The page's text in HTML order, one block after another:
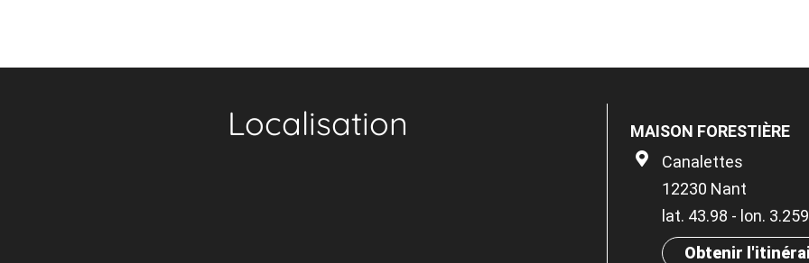
Localisation
MAISON FORESTIÈRE
Canalettes
12230 Nant
lat. 43.98 - lon.
Obtenir